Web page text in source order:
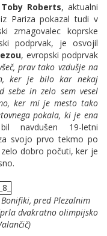
Toby Roberts, aktualni
Pariza pokazal tudi v
zmagovalec koprske
podprvak, je osvojil
, evropski podprvak
prav tako vzdušje na
ker je bilo kar nekaj
sebe in zelo sem vesel
ker mi je mesto tako
pokala, ki je ena
navdušen 19-letni
svojo prvo tekmo po
dobro počuti, ker je
pred Plezalnim
dvakratno olimpijsko